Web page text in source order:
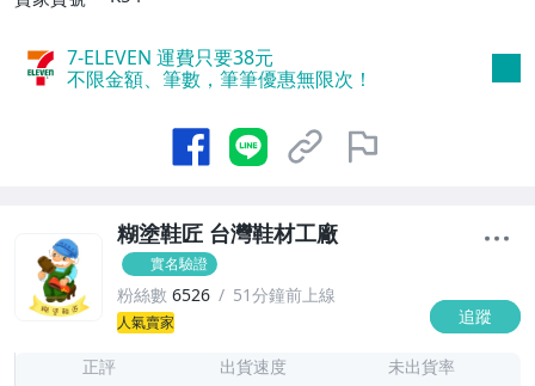
7-ELEVEN 運費只要38元
不限金額、筆數，筆筆優惠無限次！
糊塗鞋匠 台灣鞋材工廠
實名驗證
粉絲數 6526 51分鐘前上線
人氣賣家 追蹤
正評 出貨速度 未出貨率